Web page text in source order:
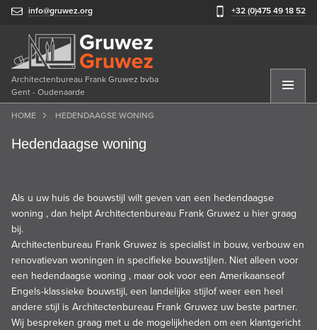
info@gruwez.org +32 (0)475 49 18 52
Architectenbureau Frank Gruwez bvba
Gent - Oudenaarde
HOME HEDENDAAGSE WONING
Hedendaagse woning
Als u uw huis de bouwstijl wilt geven van een hedendaagse
woning , dan helpt Architectenbureau Frank Gruwez u hier graag
bij.
Architectenbureau Frank Gruwez is specialist in bouw, verbouw en
renovatievan woningen in specifieke bouwstijlen. Niet alleen voor
een hedendaagse woning , maar ook voor een Amerikaanseof
Engels-klassieke bouwstijl, een landelijke stijlof weer een heel
andere stijl is Architectenbureau Frank Gruwez uw beste partner.
Wij bespreken graag met u de mogelijkheden om een klantgericht